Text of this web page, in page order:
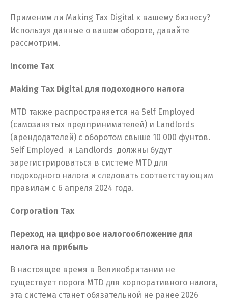
Применим ли Making Tax Digital к вашему бизнесу?
Используя данные о вашем обороте, давайте
рассмотрим.
Income Tax
Making Tax Digital для подоходного налога
MTD также распространяется на Self Employed
(самозанятых предпринимателей) и Landlords
(арендодателей) с оборотом свыше 10 000 фунтов.
Self Employed и Landlords должны будут
зарегистрироваться в системе MTD для
подоходного налога и следовать соответствующим
правилам с 6 апреля 2024 года.
Corporation Tax
Переход на цифровое налогообложение для
налога на прибыль
В настоящее время в Великобритании не
существует порога MTD для корпоративного налога,
эта система станет обязательной не ранее 2026